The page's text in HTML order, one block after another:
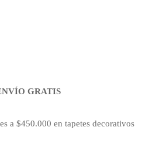
GRATIS
a $450.000 en tapetes decorativos